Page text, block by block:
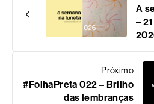
A
–
Próximo
#FolhaPreta 022 – Brilho
das lembranças